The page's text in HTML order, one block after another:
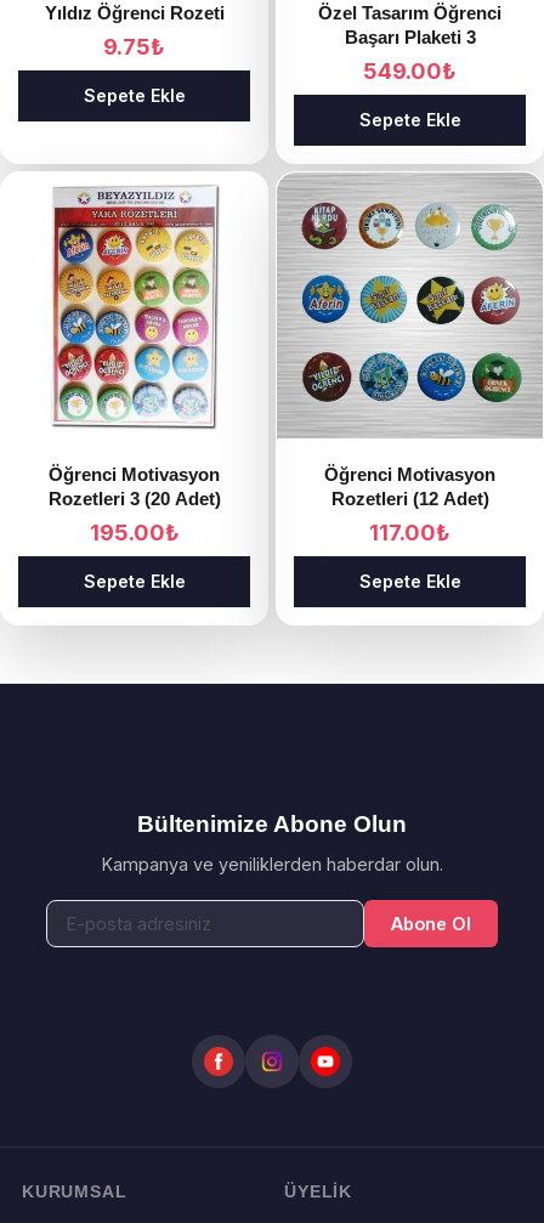
Yıldız Öğrenci Rozeti
9.75₺
Sepete Ekle
Özel Tasarım Öğrenci
Başarı Plaketi 3
549.00₺
Sepete Ekle
Öğrenci Motivasyon
Rozetleri 3 (20 Adet)
195.00₺
Sepete Ekle
Öğrenci Motivasyon
Rozetleri (12 Adet)
117.00₺
Sepete Ekle
Bültenimize Abone Olun
Kampanya ve yeniliklerden haberdar olun.
Abone Ol
KURUMSAL ÜYELİK